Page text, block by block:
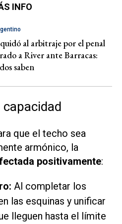
INFO
al arbitraje por el penal
a River ante Barracas:
saben
que el techo sea
armónico, la
positivamente:
Al completar los
las esquinas y unificar
lleguen hasta el límite